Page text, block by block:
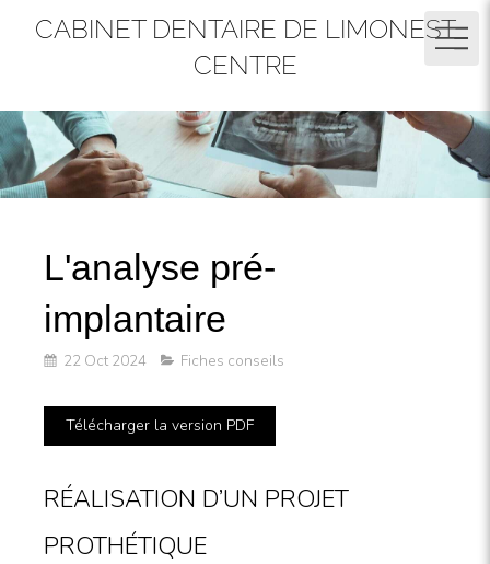
CABINET DENTAIRE DE LIMONEST
CENTRE
L'analyse pré-
implantaire
22 Oct 2024 Fiches conseils
Télécharger la version PDF
RÉALISATION D’UN PROJET
PROTHÉTIQUE